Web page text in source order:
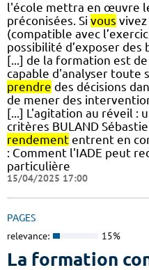
l'école mettra en œuvre
préconisées. Si vous vivez
(compatible avec
possibilité d’exposer des
[...] de la formation est
capable d'analyser toute
prendre des décisions
de mener des
[...] L'agitation au réveil :
critères BULAND
rendement entrent en
: Comment l'IADE peut
particulière
15/04/2025 17:00
PAGES
relevance: 15%
La formation